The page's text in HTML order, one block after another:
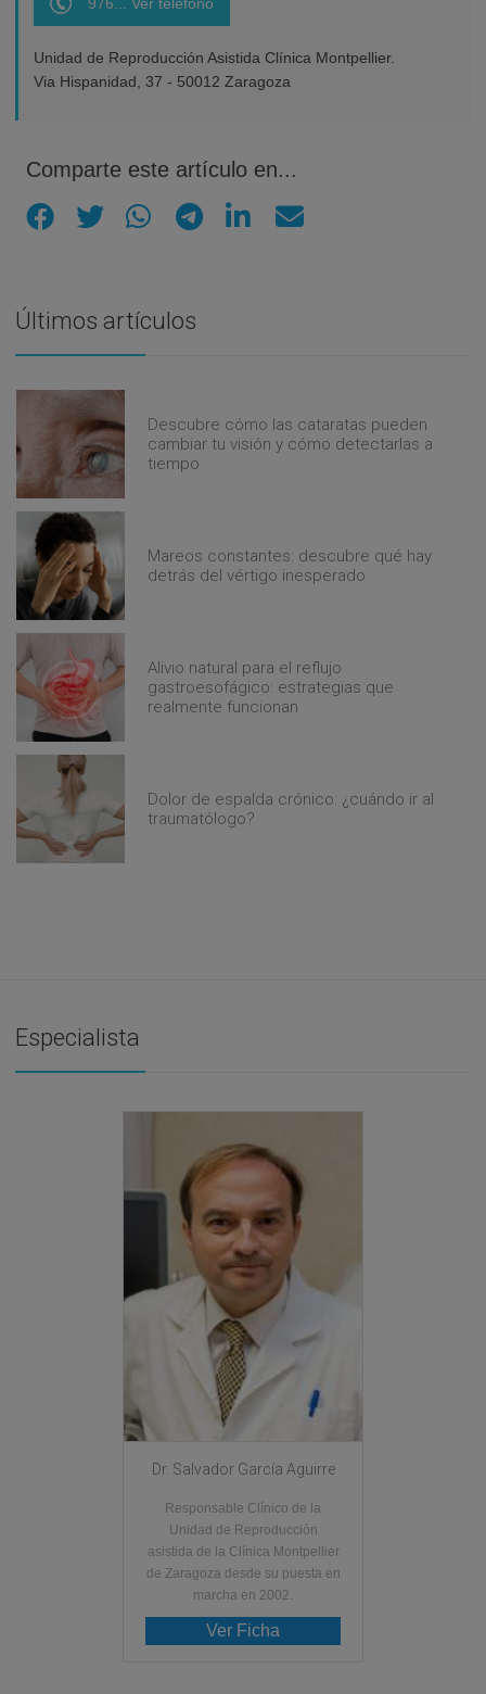
Unidad de Reproducción Asistida Clínica Montpellier.
Via Hispanidad, 37 - 50012 Zaragoza
Comparte este artículo en...
Últimos artículos
Descubre cómo las cataratas pueden
cambiar tu visión y cómo detectarlas a
tiempo
Mareos constantes: descubre qué hay
detrás del vértigo inesperado
Alivio natural para el reflujo
gastroesofágico: estrategias que
realmente funcionan
Dolor de espalda crónico: ¿cuándo ir al
traumatólogo?
Especialista
Dr. Salvador García Aguirre
Responsable Clínico de la
Unidad de Reproducción
asistida de la Clínica Montpellier
de Zaragoza desde su puesta en
marcha en 2002.
Ver Ficha